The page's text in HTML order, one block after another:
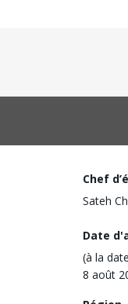
Chef
Sateh
Date
(à la
8 août